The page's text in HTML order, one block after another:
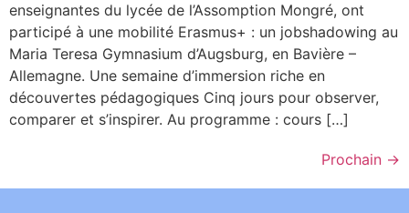
enseignantes du lycée de l’Assomption Mongré, ont
participé à une mobilité Erasmus+ : un jobshadowing au
Maria Teresa Gymnasium d’Augsburg, en Bavière –
Allemagne. Une semaine d’immersion riche en
découvertes pédagogiques Cinq jours pour observer,
comparer et s’inspirer. Au programme : cours […]
Prochain →